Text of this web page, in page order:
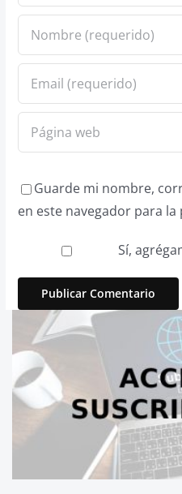
Guarde mi nombre,
en este navegador para
Sí,